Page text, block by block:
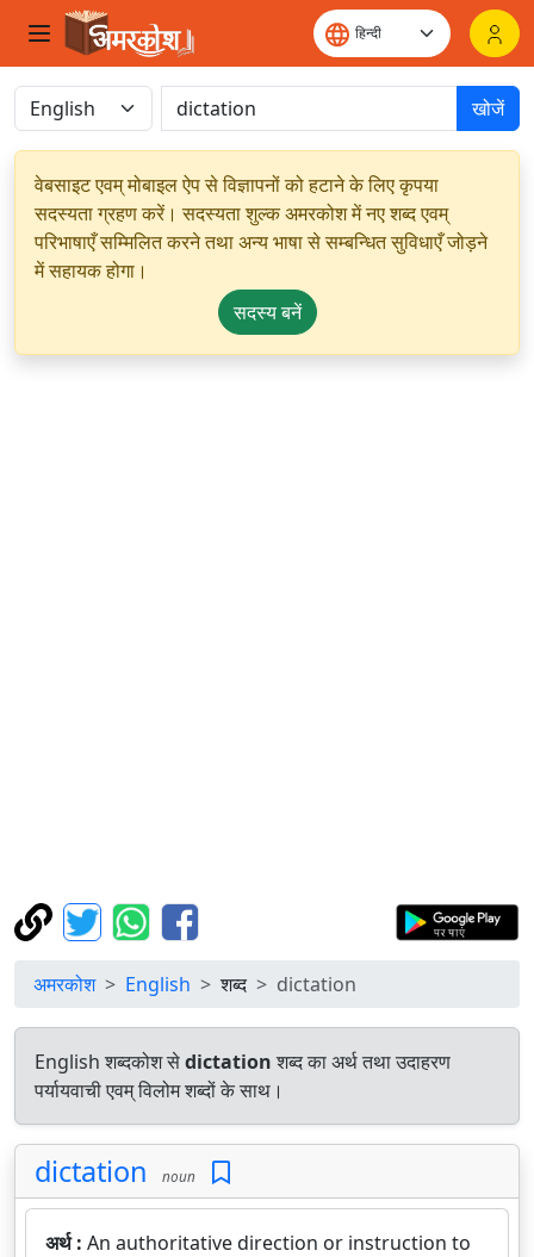
खोजें
वेबसाइट एवम् मोबाइल ऐप से विज्ञापनों को हटाने के लिए कृपया
सदस्यता ग्रहण करें। सदस्यता शुल्क अमरकोश में नए शब्द एवम्
परिभाषाएँ सम्मिलित करने तथा अन्य भाषा से सम्बन्धित सुविधाएँ जोड़ने
में सहायक होगा।
सदस्य बनें
अमरकोश English शब्द dictation
English शब्दकोश सेdictationशब्द का अर्थ तथा उदाहरण
पर्यायवाची एवम् विलोम शब्दों के साथ।
dictation noun
अर्थ : An authoritative direction or instruction to